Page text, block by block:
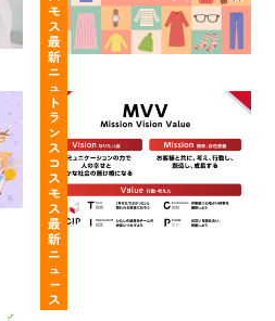
モ
ス
最
新
ニ
ュ
ー
ス
ー
は
服
装・
髪
色・
ネ
イ
ル
自
由
っ
て
知
っ
ト
ラ
ン
ス
コ
ス
モ
ス
最
新
ニ
ュ
ー
ス
や
る
こ
と
が
明
確！
行
動
し
や
す